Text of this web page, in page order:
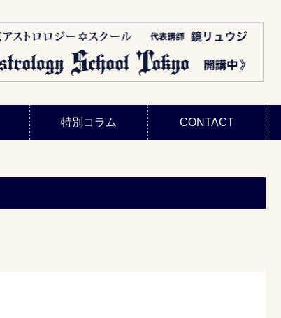
特別コラム CONTACT